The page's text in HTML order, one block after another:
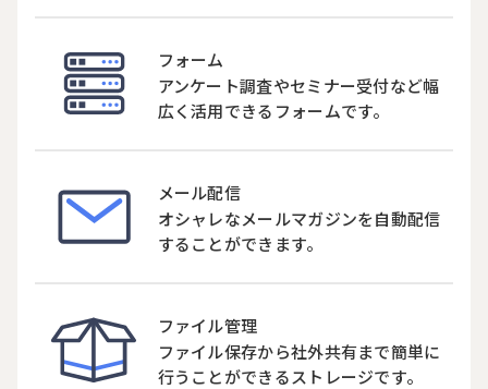
フォーム
アンケート調査やセミナー受付など幅
広く活用できるフォームです。
メール配信
オシャレなメールマガジンを自動配信
することができます。
ファイル管理
ファイル保存から社外共有まで簡単に
行うことができるストレージです。